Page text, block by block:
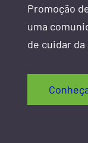
Promoção
uma
de cuidar da